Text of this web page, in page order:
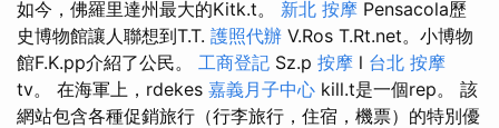
如今，佛羅里達州最大的Kitk.t。 新北 按摩 Pensacola歷
史博物館讓人聯想到T.T. 護照代辦 V.Ros T.Rt.net。小博物
館F.K.pp介紹了公民。 工商登記 Sz.p 按摩 l 台北 按摩
tv。 在海軍上，rdekes 嘉義月子中心 kill.t是一個rep。 該
網站包含各種促銷旅行（行李旅行，住宿，機票）的特別優